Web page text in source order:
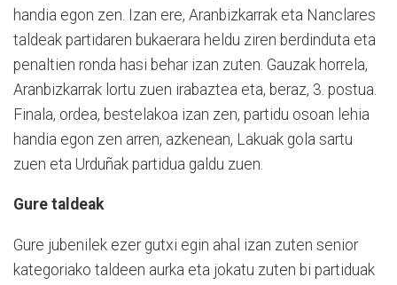
handia egon zen. Izan ere, Aranbizkarrak eta Nanclares
taldeak partidaren bukaerara heldu ziren berdinduta eta
penaltien ronda hasi behar izan zuten. Gauzak horrela,
Aranbizkarrak lortu zuen irabaztea eta, beraz, 3. postua.
Finala, ordea, bestelakoa izan zen, partidu osoan lehia
handia egon zen arren, azkenean, Lakuak gola sartu
zuen eta Urduñak partidua galdu zuen.
Gure taldeak
Gure jubenilek ezer gutxi egin ahal izan zuten senior
kategoriako taldeen aurka eta jokatu zuten bi partiduak